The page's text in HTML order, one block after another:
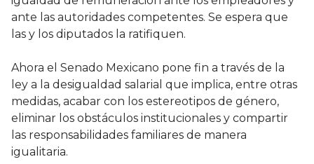
ante las autoridades competentes. Se espera que
las y los diputados la ratifiquen.
Ahora el Senado Mexicano pone fin a través de la
ley a la desigualdad salarial que implica, entre otras
medidas, acabar con los estereotipos de género,
eliminar los obstáculos institucionales y compartir
las responsabilidades familiares de manera
igualitaria.